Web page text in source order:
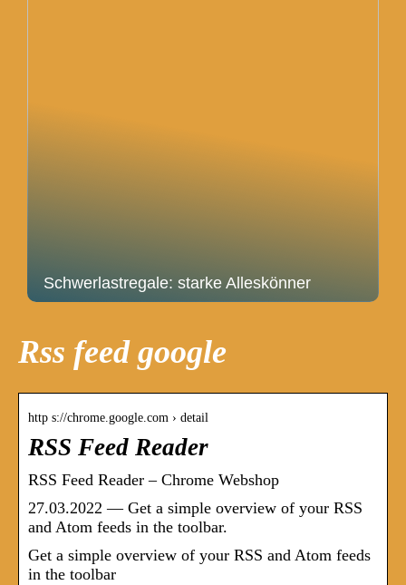
Schwerlastregale: starke Alleskönner
Rss feed google
http s://chrome.google.com › detail
RSS Feed Reader
RSS Feed Reader – Chrome Webshop
27.03.2022 — Get a simple overview of your RSS
and Atom feeds in the toolbar.
Get a simple overview of your RSS and Atom feeds
in the toolbar